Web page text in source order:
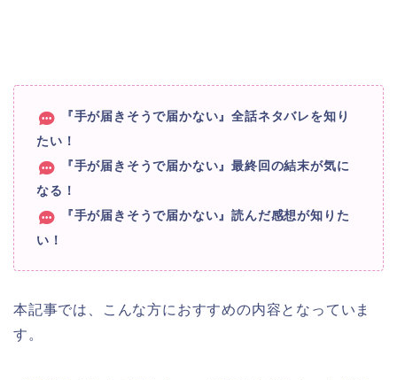
『手が届きそうで届かない』全話ネタバレを知り
たい！
『手が届きそうで届かない』最終回の結末が気に
なる！
『手が届きそうで届かない』読んだ感想が知りた
い！
本記事では、こんな方におすすめの内容となっていま
す。